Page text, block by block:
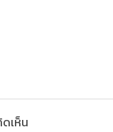
เห็น